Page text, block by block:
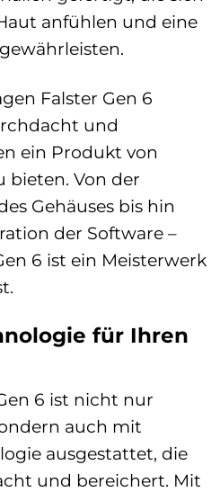
anfühlen und eine
Falster Gen 6
und
ein Produkt von
bieten. Von der
Gehäuses bis hin
der Software –
6 ist ein Meisterwerk
für Ihren
6 ist nicht nur
auch mit
ausgestattet, die
und bereichert. Mit